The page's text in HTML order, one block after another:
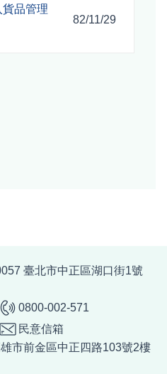
品管理
82/11/29
臺北市中正區湖口街1號
0800-002-571
民意信箱
市前金區中正四路103號2樓